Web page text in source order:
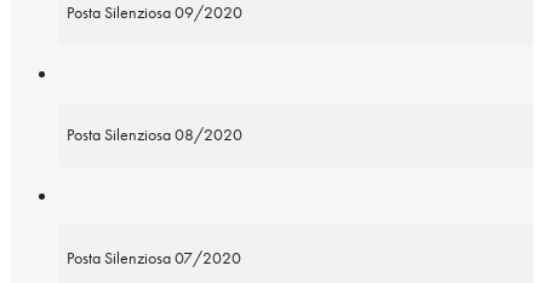
Posta Silenziosa 09/2020
Posta Silenziosa 08/2020
Posta Silenziosa 07/2020